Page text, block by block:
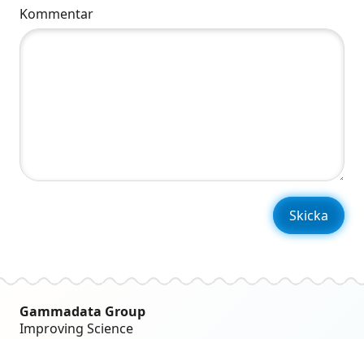
Kommentar
Gammadata Group
Improving Science